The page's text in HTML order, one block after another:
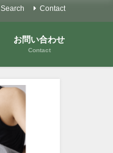
Search Contact
お問い合わせ
Contact
「強打」を考える
2022年5月19日